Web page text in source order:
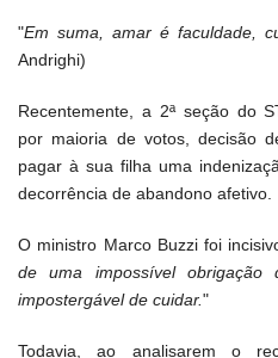
"Em suma, amar é faculdade,
Andrighi)
Recentemente, a 2ª seção do
por maioria de votos, decisão
pagar à sua filha uma
decorrência de abandono afetivo.
O ministro Marco Buzzi foi
de uma impossível
impostergável de cuidar."
Todavia, ao analisarem o